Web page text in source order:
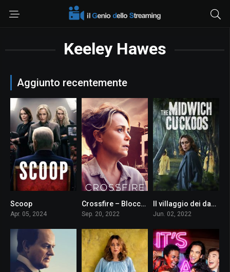
Keeley Hawes
Aggiunto recentemente
Scoop
Apr. 05, 2024
5
Crossfire – Bloccati nell’incubo
Sep. 20, 2022
7.9
ll villaggio dei dannati
Jun. 02, 2022